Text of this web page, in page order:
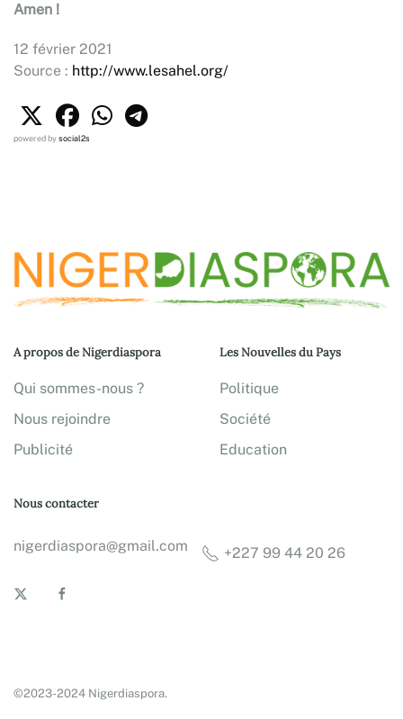
Amen !
12 février 2021
Source : http://www.lesahel.org/
powered bysocial2s
A propos de Nigerdiaspora
Qui sommes-nous ?
Nous rejoindre
Publicité
Les Nouvelles du Pays
Politique
Société
Education
Nous contacter
nigerdiaspora@gmail.com +227 99 44 20 26
©2023-2024 Nigerdiaspora.